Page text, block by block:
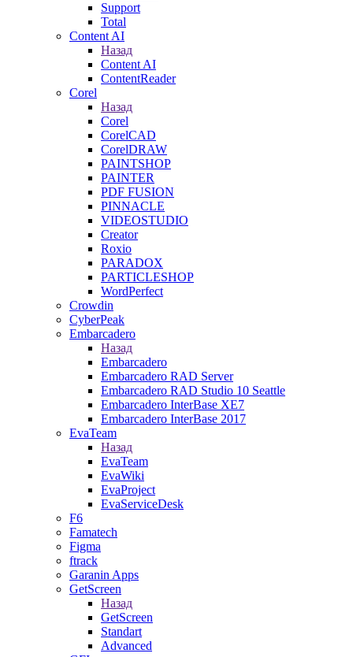
Support
Total
Content AI
Назад
Content AI
ContentReader
Corel
Назад
Corel
CorelCAD
CorelDRAW
PAINTSHOP
PAINTER
PDF FUSION
PINNACLE
VIDEOSTUDIO
Creator
Roxio
PARADOX
PARTICLESHOP
WordPerfect
Crowdin
CyberPeak
Embarcadero
Назад
Embarcadero
Embarcadero RAD Server
Embarcadero RAD Studio 10 Seattle
Embarcadero InterBase XE7
Embarcadero InterBase 2017
EvaTeam
Назад
EvaTeam
EvaWiki
EvaProject
EvaServiceDesk
F6
Famatech
Figma
ftrack
Garanin Apps
GetScreen
Назад
GetScreen
Standart
Advanced